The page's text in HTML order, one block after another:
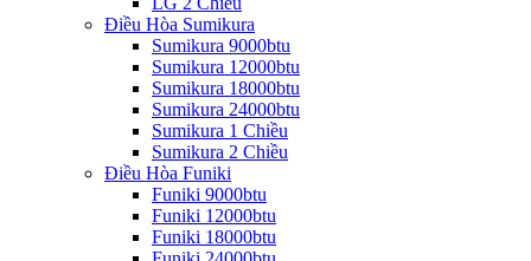
Điều Hòa Sumikura
Sumikura 9000btu
Sumikura 12000btu
Sumikura 18000btu
Sumikura 24000btu
Sumikura 1 Chiều
Sumikura 2 Chiều
Điều Hòa Funiki
Funiki 9000btu
Funiki 12000btu
Funiki 18000btu